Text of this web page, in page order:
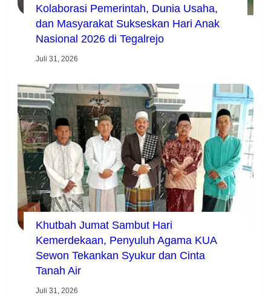
Kolaborasi Pemerintah, Dunia Usaha,
dan Masyarakat Sukseskan Hari Anak
Nasional 2026 di Tegalrejo
Juli 31, 2026
Khutbah Jumat Sambut Hari
Kemerdekaan, Penyuluh Agama KUA
Sewon Tekankan Syukur dan Cinta
Tanah Air
Juli 31, 2026